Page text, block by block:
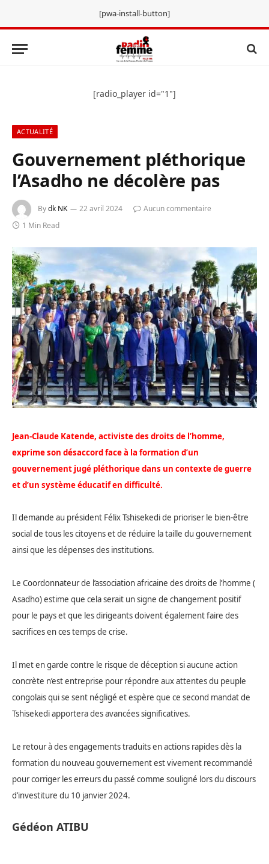
[pwa-install-button]
[radio_player id="1"]
ACTUALITÉ
Gouvernement pléthorique
l’Asadho ne décolère pas
Bydk NK 22 avril 2024
Aucun commentaire
1 Min Read
Jean-Claude Katende, activiste des droits de l’homme,
exprime son désaccord face à la formation d’un
gouvernement jugé pléthorique dans un contexte de guerre
et d’un système éducatif en difficulté.
Il demande au président Félix Tshisekedi de prioriser le bien-être
social de tous les citoyens et de réduire la taille du gouvernement
ainsi que les dépenses des institutions.
Le Coordonnateur de l’association africaine des droits de l’homme (
Asadho)estime que cela serait un signe de changement positif
pour le pays et que les dirigeants doivent également faire des
sacrifices en ces temps de crise.
Il met en garde contre le risque de déception si aucune action
concrète n’est entreprise pour répondre aux attentes du peuple
congolais qui se sent négligé et espère que ce second mandat de
Tshisekedi apportera des avancées significatives.
Le retour à des engagements traduits en actions rapides dès la
formation du nouveau gouvernement est vivement recommandé
pour corriger les erreurs du passé comme souligné lors du discours
d’investiture du 10 janvier 2024.
Gédéon ATIBU